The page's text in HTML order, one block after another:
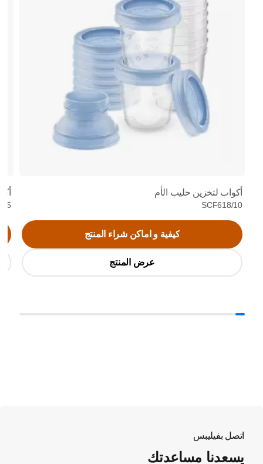
أكواب لتخزين حليب الأم
SCF618/10
كيفية و اماكن شراء المنتج
عرض المنتج
25
اتصل بفيليبس
يسعدنا مساعدتك